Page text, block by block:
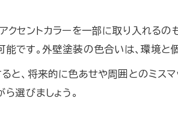
セントカラーを一部に取り入れるの
です。外壁塗装の色合いは、環境と
と、将来的に色あせや周囲とのミス
選びましょう。